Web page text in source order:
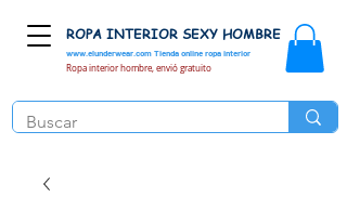
www.elunderwear.com Tienda online ropa interior
ROPA INTERIOR SEXY HOMBRE
Ropa interior hombre, envió gratuito